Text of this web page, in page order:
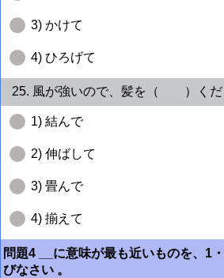
3) かけて
4) ひろげて
25. 風が強いので、髪を（ ）くだ
1) 結んで
2) 伸ばして
3) 畳んで
4) 揃えて
問題4 __に意味が最も近いものを、1
びなさい 。